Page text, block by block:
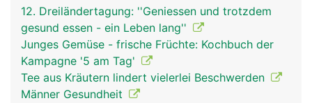
12. Dreiländertagung: ''Geniessen und trotzdem
gesund essen - ein Leben lang''
Junges Gemüse - frische Früchte: Kochbuch der
Kampagne '5 am Tag'
Tee aus Kräutern lindert vielerlei Beschwerden
Männer Gesundheit